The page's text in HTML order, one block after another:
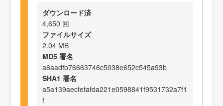
ダウンロード済
4,650 回
ファイルサイズ
2.04 MB
MD5 署名
a6aadfb76663746c5038e652c545a93b
SHA1 署名
a5a139aecfefafda221e0598841f9531732a7f1
f